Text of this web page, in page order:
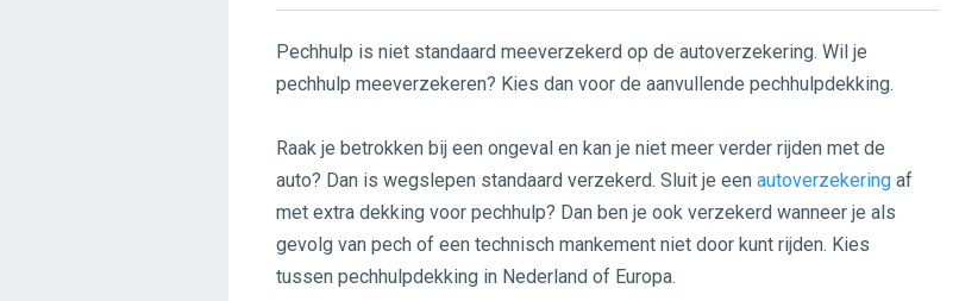
Pechhulp is niet standaard meeverzekerd op de autoverzekering. Wil je
pechhulp meeverzekeren? Kies dan voor de aanvullende pechhulpdekking.
Raak je betrokken bij een ongeval en kan je niet meer verder rijden met de
auto? Dan is wegslepen standaard verzekerd. Sluit je een autoverzekering af
met extra dekking voor pechhulp? Dan ben je ook verzekerd wanneer je als
gevolg van pech of een technisch mankement niet door kunt rijden. Kies
tussen pechhulpdekking in Nederland of Europa.